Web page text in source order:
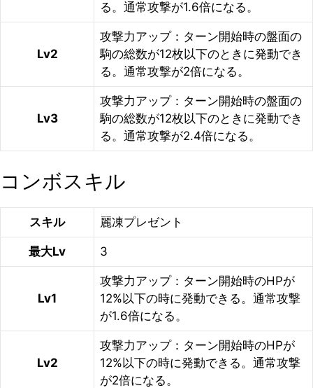
る。通常攻撃が1.6倍になる。
Lv2
攻撃力アップ：ターン開始時の盤面の
駒の総数が12枚以下のときに発動でき
る。通常攻撃が2倍になる。
Lv3
攻撃力アップ：ターン開始時の盤面の
駒の総数が12枚以下のときに発動でき
る。通常攻撃が2.4倍になる。
コンボスキル
スキル 麗凍プレゼント
最大Lv 3
Lv1
攻撃力アップ：ターン開始時のHPが
12%以下の時に発動できる。通常攻撃
が1.6倍になる。
Lv2
攻撃力アップ：ターン開始時のHPが
12%以下の時に発動できる。通常攻撃
が2倍になる。